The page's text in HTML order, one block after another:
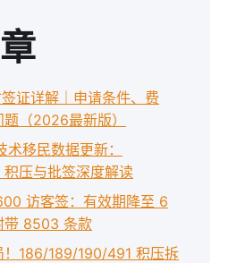
证详解｜申请条件、费
（2026最新版）
移民数据更新：
压与批签深度解读
访客签：有效期降至 6
带 8503 条款
！186/189/190/491 积压拆